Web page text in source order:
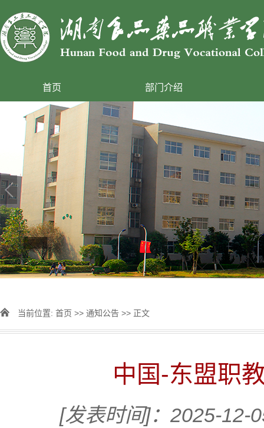
首页 部门介绍
当前位置: 首页 >> 通知公告 >> 正文
中国-东盟职
[发表时间]：2025-12-